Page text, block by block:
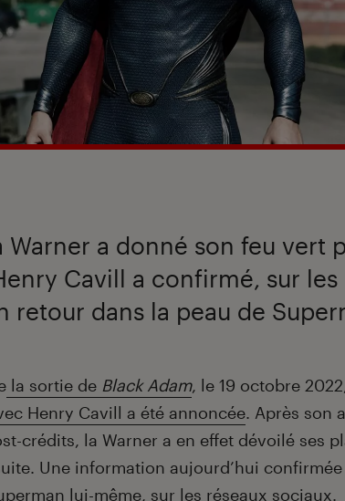
Warner a donné son feu vert
Cavill a confirmé, sur les
retour dans la peau de
la sortie de Black Adam, le 19 octobre
Henry Cavill a été annoncée. Après son
crédits, la Warner a en effet dévoilé ses
Une information aujourd’hui
lui-même, sur les réseaux sociaux.